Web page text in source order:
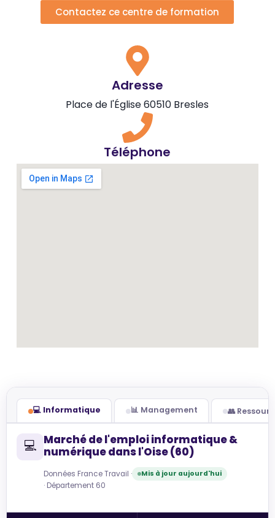
Contactez ce centre de formation
Adresse
Place de l'Église 60510 Bresles
Téléphone
💻 Informatique 📊 Management 👥
💻 Marché de l'emploi informatique &
numérique dans l'Oise (60)
Données France Travail · Mis à jour aujourd'hui
· Département 60